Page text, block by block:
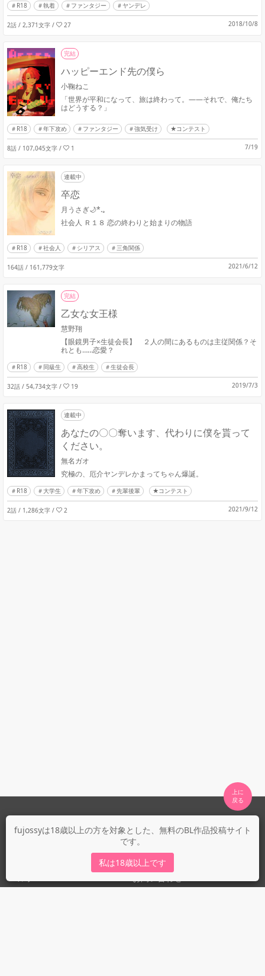
fujossyは18歳以上の方を対象とした、無料のBL作品投稿サイト
です。
私は18歳以上です
R18 執着 ファンタジー ヤンデレ
2話 / 2,371文字 / 27 2018/10/8
完結
ハッピーエンド先の僕ら
小鞠ねこ
「世界が平和になって、旅は終わって。――それで、俺たち
はどうする？」
R18 年下攻め ファンタジー 強気受け ★コンテスト
8話 / 107,045文字 / 1 7/19
連載中
卒恋
月うさぎ🌙*.｡
社会人 Ｒ１８ 恋の終わりと始まりの物語
R18 社会人 シリアス 三角関係
164話 / 161,779文字 2021/6/12
完結
乙女な女王様
慧野翔
【眼鏡男子×生徒会長】 ２人の間にあるものは主従関係？そ
れとも……恋愛？
R18 同級生 高校生 生徒会長
32話 / 54,734文字 / 19 2019/7/3
連載中
あなたの〇〇奪います、代わりに僕を貰って
ください。
無名ガオ
究極の、厄介ヤンデレかまってちゃん爆誕。
R18 大学生 年下攻め 先輩後輩 ★コンテスト
2話 / 1,286文字 / 2 2021/9/12
上に
fujossyについて
fujossy運営ブログ